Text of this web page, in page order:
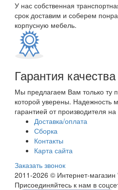
У нас собственная
срок доставим и соберем
корпусную мебель.
Гарантия качества
Мы предлагаем Вам только ту
которой уверены. Надежность
гарантией от производителя
Доставка/оплата
Сборка
Контакты
Карта сайта
Заказать звонок
2011-2026 © Интернет-
Присоединяйтесь к нам в